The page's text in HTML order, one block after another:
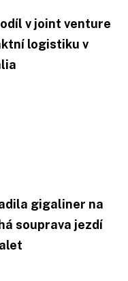
v joint venture
logistiku v
gigaliner na
souprava jezdí